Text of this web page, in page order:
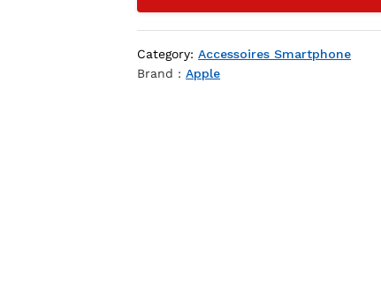
Category:Accessoires Smartphone
Brand :Apple